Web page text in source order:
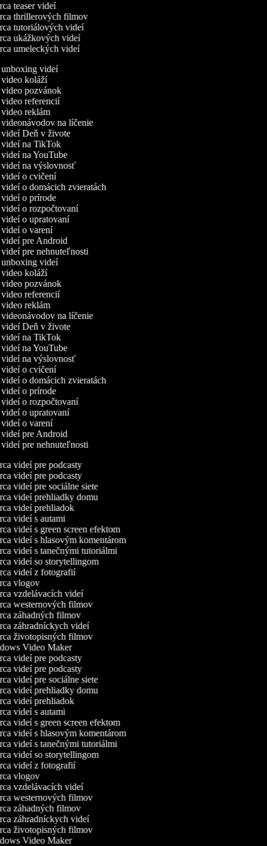
teaser videí
thrillerových filmov
tutoriálových videí
ukážkových videí
umeleckých videí
unboxing videí
video koláží
video pozvánok
video referencií
video reklám
videonávodov na líčenie
videí Deň v živote
videí na TikTok
videí na YouTube
videí na výslovnosť
videí o cvičení
videí o domácich zvieratách
videí o prírode
videí o rozpočtovaní
videí o upratovaní
videí o varení
videí pre Android
videí pre nehnuteľnosti
unboxing videí
video koláží
video pozvánok
video referencií
video reklám
videonávodov na líčenie
videí Deň v živote
videí na TikTok
videí na YouTube
videí na výslovnosť
videí o cvičení
videí o domácich zvieratách
videí o prírode
videí o rozpočtovaní
videí o upratovaní
videí o varení
videí pre Android
videí pre nehnuteľnosti
videí pre podcasty
videí pre podcasty
videí pre sociálne siete
videí prehliadky domu
videí prehliadok
videí s autami
videí s green screen efektom
videí s hlasovým komentárom
videí s tanečnými tutoriálmi
videí so storytellingom
videí z fotografií
vlogov
vzdelávacích videí
westernových filmov
záhadných filmov
záhradníckych videí
životopisných filmov
Video Maker
videí pre podcasty
videí pre podcasty
videí pre sociálne siete
videí prehliadky domu
videí prehliadok
videí s autami
videí s green screen efektom
videí s hlasovým komentárom
videí s tanečnými tutoriálmi
videí so storytellingom
videí z fotografií
vlogov
vzdelávacích videí
westernových filmov
záhadných filmov
záhradníckych videí
životopisných filmov
Video Maker